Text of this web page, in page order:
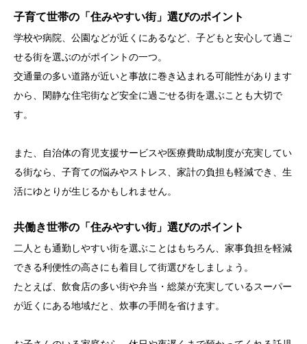
子育て世帯の「住みやすい街」選びのポイント
学校や病院、公園などが近くにあるなど、子どもと安心して過ご
せる街を選ぶのがポイントの一つ。
交通量の多い道路が近いと事故に巻き込まれる可能性があります
から、閑静な住宅街など安全に過ごせる街を選ぶことも大切で
す。
また、自治体の育児支援サービスや医療費助成制度が充実してい
る街なら、子育ての悩みやストレス、家計の負担も軽減でき、生
活にゆとりが生じるかもしれません。
共働き世帯の「住みやすい街」選びのポイント
二人とも通勤しやすい街を選ぶことはもちろん、家事負担を軽減
できる利便性の高さにも着目して街選びをしましょう。
たとえば、飲食店の多い街や弁当・総菜が充実しているスーパー
が近くにある地域だと、炊事の手間を省けます。